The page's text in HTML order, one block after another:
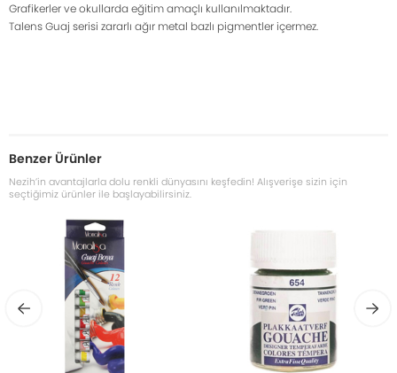
Grafikerler ve okullarda eğitim amaçlı kullanılmaktadır.
Talens Guaj serisi zararlı ağır metal bazlı pigmentler içermez.
Benzer Ürünler
Nezih’in avantajlarla dolu renkli dünyasını keşfedin! Alışverişe sizin için
seçtiğimiz ürünler ile başlayabilirsiniz.